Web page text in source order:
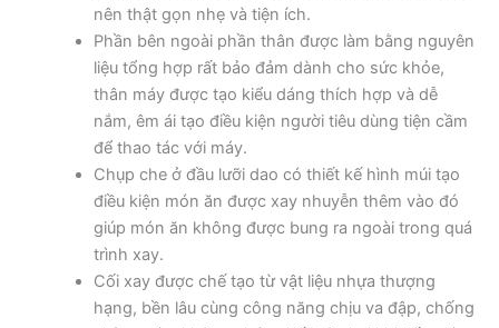
nên thật gọn nhẹ và tiện ích.
Phần bên ngoài phần thân được làm bằng nguyên
liệu tổng hợp rất bảo đảm dành cho sức khỏe,
thân máy được tạo kiểu dáng thích hợp và dễ
nắm, êm ái tạo điều kiện người tiêu dùng tiện cầm
để thao tác với máy.
Chụp che ở đầu lưỡi dao có thiết kế hình múi tạo
điều kiện món ăn được xay nhuyễn thêm vào đó
giúp món ăn không được bung ra ngoài trong quá
trình xay.
Cối xay được chế tạo từ vật liệu nhựa thượng
hạng, bền lâu cùng công năng chịu va đập, chống